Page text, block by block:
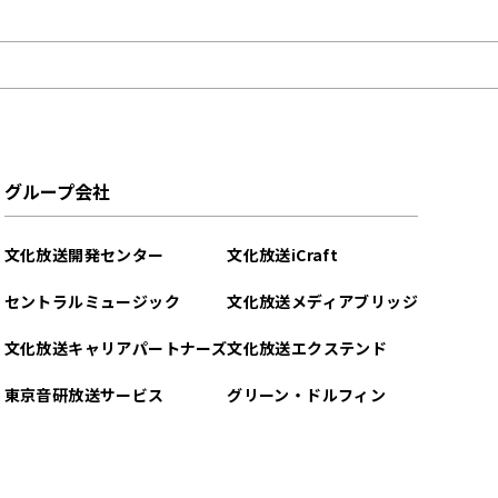
グループ会社
文化放送開発センター
セントラルミュージック
文化放送キャリアパートナーズ
東京音研放送サービス
文化放送iCraft
文化放送メディアブリッジ
文化放送エクステンド
グリーン・ドルフィン